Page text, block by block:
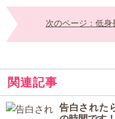
次のページ：低身
関連記事
告白された